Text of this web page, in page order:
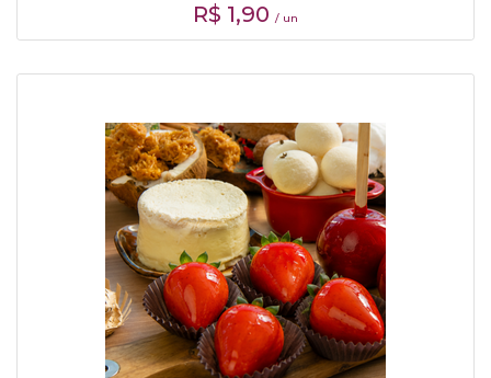
R$ 1,90 / un